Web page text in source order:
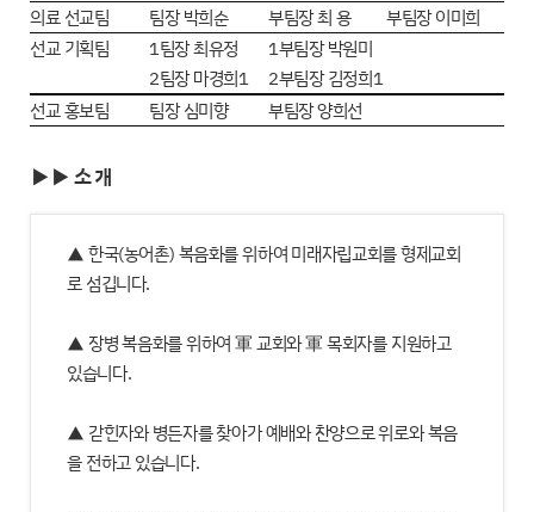
의료 선교팀
팀장 박희순 부팀장 최 용
부팀장 이미희
선교 기획팀
1팀장 최유정
1부팀장 박원미
2팀장 마경희1
2부팀장 김정희1
선교 홍보팀
팀장 심미향 부팀장 양희선
▶▶ 소 개
▲ 한국(농어촌) 복음화를 위하여 미래자립교회를 형제교회
로 섬깁니다.
▲ 장병 복음화를 위하여 軍 교회와 軍 목회자를 지원하고
있습니다.
▲ 갇힌자와 병든자를 찾아가 예배와 찬양으로 위로와 복음
을 전하고 있습니다.